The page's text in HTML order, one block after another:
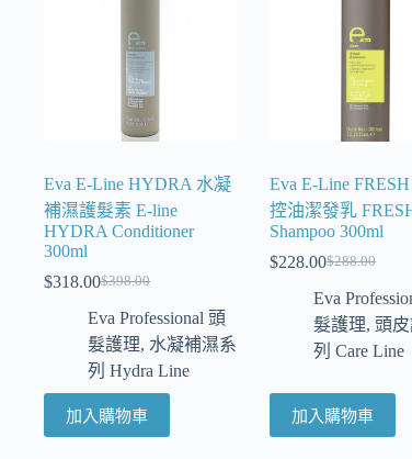
Eva E-Line HYDRA 水凝
補濕護髮素 E-line
HYDRA Conditioner
300ml
$398.00
$318.00
Eva Professional 頭
髮護理, 水凝補濕系
列 Hydra Line
加入購物車
Eva E-Line
控油潔發乳
Shampoo 300ml
$288.00
$228.00
Eva
髮護理, 頭
列 Care Line
加入購物車